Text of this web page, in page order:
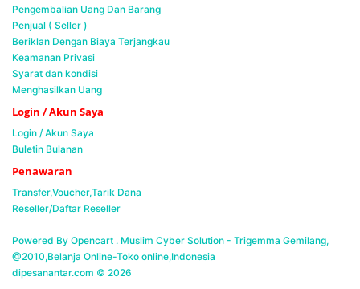
Pengembalian Uang Dan Barang
Penjual ( Seller )
Beriklan Dengan Biaya Terjangkau
Keamanan Privasi
Syarat dan kondisi
Menghasilkan Uang
Login / Akun Saya
Login / Akun Saya
Buletin Bulanan
Penawaran
Transfer,Voucher,Tarik Dana
Reseller/Daftar Reseller
Powered By Opencart . Muslim Cyber Solution - Trigemma Gemilang,
@2010,Belanja Online-Toko online,Indonesia
dipesanantar.com © 2026